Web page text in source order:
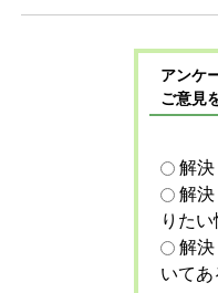
アンケ
ご意見
解
解
りた
解
いて